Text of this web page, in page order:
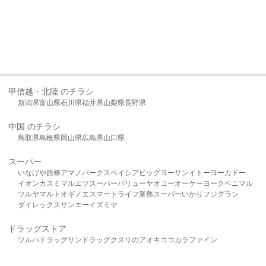
甲信越・北陸 のチラシ
新潟県富山県石川県福井県山梨県長野県
中国 のチラシ
鳥取県島根県岡山県広島県山口県
スーパー
いなげや西條アマノパークスベイシア ビッグヨーサンイトーヨーカドー
イオンカスミ マルエツスーパーバリューヤオコーオーケー ヨークベニマル
ツルヤマルト オギノ エスマート ライフ業務スーパーいかり フジグラン
ダイレックスサンエーイズミヤ
ドラッグストア
ツルハドラッグサンドラッグクスリのアオキ ココカラファイン